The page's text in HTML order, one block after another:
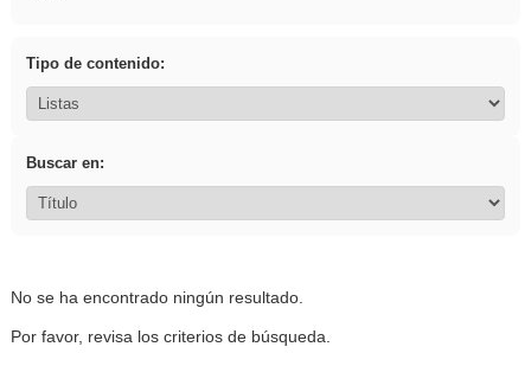
Tipo de contenido:
Buscar en:
No se ha encontrado ningún resultado.
Por favor, revisa los criterios de búsqueda.